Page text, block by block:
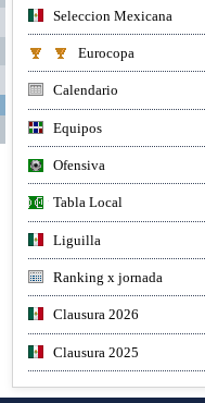
Seleccion Mexicana
Eurocopa
Calendario
Equipos
Ofensiva
Tabla Local
Liguilla
Ranking x jornada
Clausura 2026
Clausura 2025